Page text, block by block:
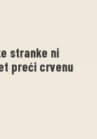
stranke ni
preći crvenu